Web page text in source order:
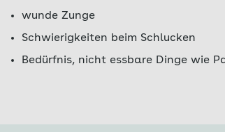
wunde Zunge
Schwierigkeiten beim Schlucken
Bedürfnis, nicht essbare Dinge wie